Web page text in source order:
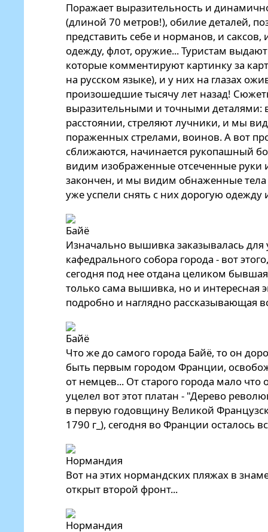
Поражает выразительность и
(длиной 70 метров!), обилие деталей,
представить себе и норманов, и
одежду, флот, оружие... Туристам
которые комментируют картинку за
на русском языке), и у них на глазах
произошедшие тысячу лет назад!
выразительными и точными деталями:
расстоянии, стреляют лучники, и мы
пораженных стрелами, воинов. А вот
сближаются, начинается рукопашный
видим изображенные отсеченные руки
закончен, и мы видим обнаженные
уже успели снять с них дорогую одежду
Изначально вышивка заказывалась
кафедрального собора города - вот
сегодня под нее отдана целиком
только сама вышивка, но и интересная
подробно и наглядно рассказывающая
Что же до самого города Байё, то он
быть первым городом Франции,
от немцев... От старого города мало что
уцелел вот этот платан - "Дерево
в первую годовщину Великой
1790 г_), сегодня во Франции осталось
Вот на этих нормандских пляжах в
открыт второй фронт...